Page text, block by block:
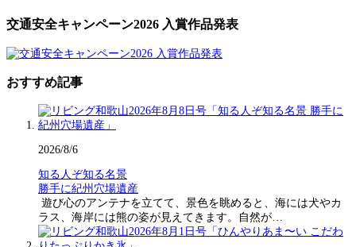
交通安全キャンペーン2026 入賞作品発表
おすすめ記事
2026/8/6
知る人ぞ知る名景
勝手に紀州穴場遺産
遊び心のアンテナを立てて、景色を眺めると、海には犬やカ
ラス、海岸には熊の姿が見えてきます。自然が…